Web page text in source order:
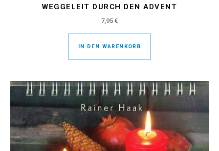
WEGGELEIT DURCH DEN ADVENT
7,95 €
IN DEN WARENKORB